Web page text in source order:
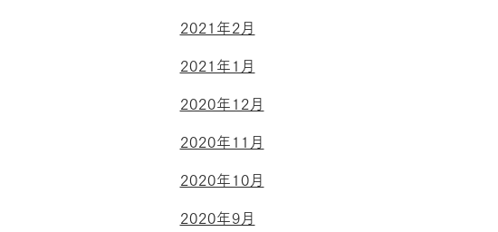
2021年2月
2021年1月
2020年12月
2020年11月
2020年10月
2020年9月